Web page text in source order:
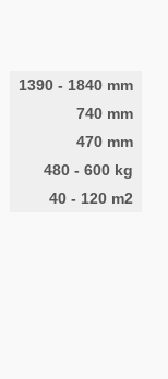
1390 - 1840 mm
740 mm
470 mm
480 - 600 kg
40 - 120 m2